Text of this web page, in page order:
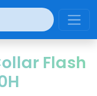
Flash